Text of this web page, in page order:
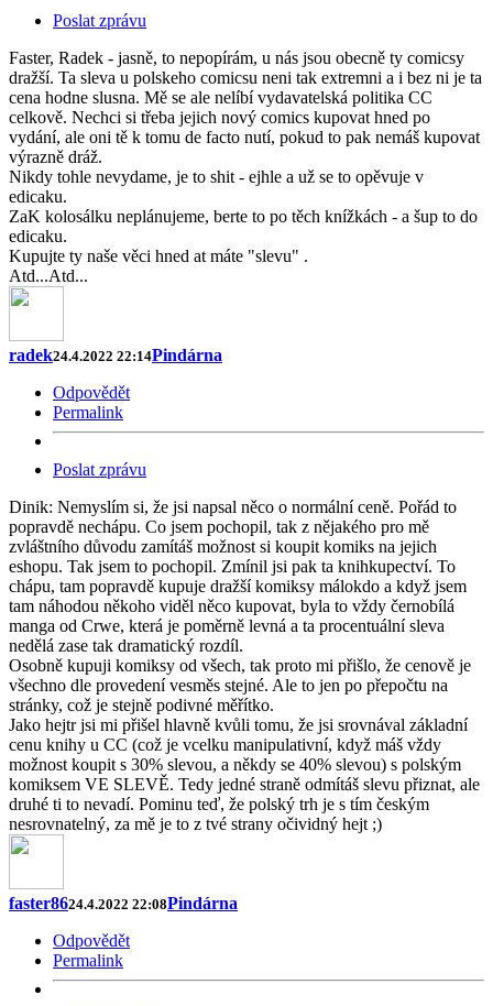
Poslat zprávu
Faster, Radek - jasně, to nepopírám, u nás jsou obecně ty comicsy
dražší. Ta sleva u polskeho comicsu neni tak extremni a i bez ni je ta
cena hodne slusna. Mě se ale nelíbí vydavatelská politika CC
celkově. Nechci si třeba jejich nový comics kupovat hned po
vydání, ale oni tě k tomu de facto nutí, pokud to pak nemáš kupovat
výrazně dráž.
Nikdy tohle nevydame, je to shit - ejhle a už se to opěvuje v
edicaku.
ZaK kolosálku neplánujeme, berte to po těch knížkách - a šup to do
edicaku.
Kupujte ty naše věci hned at máte "slevu" .
Atd...Atd...
radek24.4.2022 22:14Pindárna
Odpovědět
Permalink
Poslat zprávu
Dinik: Nemyslím si, že jsi napsal něco o normální ceně. Pořád to
popravdě nechápu. Co jsem pochopil, tak z nějakého pro mě
zvláštního důvodu zamítáš možnost si koupit komiks na jejich
eshopu. Tak jsem to pochopil. Zmínil jsi pak ta knihkupectví. To
chápu, tam popravdě kupuje dražší komiksy málokdo a když jsem
tam náhodou někoho viděl něco kupovat, byla to vždy černobílá
manga od Crwe, která je poměrně levná a ta procentuální sleva
nedělá zase tak dramatický rozdíl.
Osobně kupuji komiksy od všech, tak proto mi přišlo, že cenově je
všechno dle provedení vesměs stejné. Ale to jen po přepočtu na
stránky, což je stejně podivné měřítko.
Jako hejtr jsi mi přišel hlavně kvůli tomu, že jsi srovnával základní
cenu knihy u CC (což je vcelku manipulativní, když máš vždy
možnost koupit s 30% slevou, a někdy se 40% slevou) s polským
komiksem VE SLEVĚ. Tedy jedné straně odmítáš slevu přiznat, ale
druhé ti to nevadí. Pominu teď, že polský trh je s tím českým
nesrovnatelný, za mě je to z tvé strany očividný hejt ;)
faster8624.4.2022 22:08Pindárna
Odpovědět
Permalink